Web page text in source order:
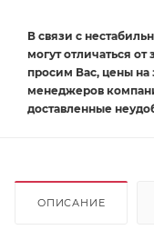
В связи с
могут отличаться
просим Вас, цены на
менеджеров
доставленные
ОПИСАНИЕ